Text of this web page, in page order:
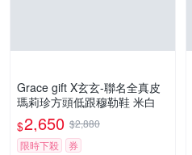
Grace gift X玄玄-聯名全真皮
瑪莉珍方頭低跟穆勒鞋 米白
$2,650 $2,880
限時下殺
券